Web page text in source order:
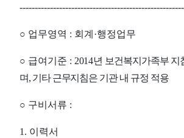
○ 업무영역 : 회계 ·행정업무
○ 급여기준 : 2014년 보건복지가족부 지
며, 기타 근무지침은 기관 내 규정 적용
○ 구비서류 :
1. 이력서